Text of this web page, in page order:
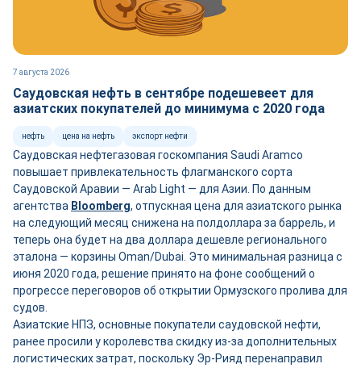
7 августа 2026
Саудовская нефть в сентябре подешевеет для
азиатских покупателей до минимума с 2020 года
нефть цена на нефть экспорт нефти
Саудовская нефтегазовая госкомпания Saudi Aramco
повышает привлекательность флагманского сорта
Саудовской Аравии — Arab Light — для Азии. По данным
агентства Bloomberg, отпускная цена для азиатского рынка
на следующий месяц снижена на полдоллара за баррель, и
теперь она будет на два доллара дешевле регионального
эталона — корзины Oman/Dubai. Это минимальная разница с
июня 2020 года, решение принято на фоне сообщений о
прогрессе переговоров об открытии Ормузского пролива для
судов.
Азиатские НПЗ, основные покупатели саудовской нефти,
ранее просили у королевства скидку из-за дополнительных
логистических затрат, поскольку Эр-Рияд перенаправил